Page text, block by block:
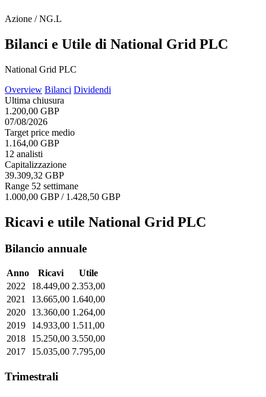
Azione / NG.L
Bilanci e Utile di National Grid PLC
National Grid PLC
Overview Bilanci Dividendi
Ultima chiusura
1.200,00 GBP
07/08/2026
Target price medio
1.164,00 GBP
12 analisti
Capitalizzazione
39.309,32 GBP
Range 52 settimane
1.000,00 GBP / 1.428,50 GBP
Ricavi e utile National Grid PLC
Bilancio annuale
Anno Ricavi
Utile
2022
18.449,00 2.353,00
2021
13.665,00 1.640,00
2020
13.360,00 1.264,00
2019
14.933,00 1.511,00
2018
15.250,00 3.550,00
2017
15.035,00 7.795,00
Trimestrali